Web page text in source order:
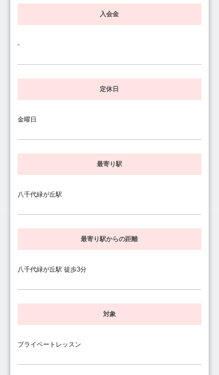
入会金
-
定休日
金曜日
最寄り駅
八千代緑が丘駅
最寄り駅からの距離
八千代緑が丘駅 徒歩3分
対象
プライベートレッスン